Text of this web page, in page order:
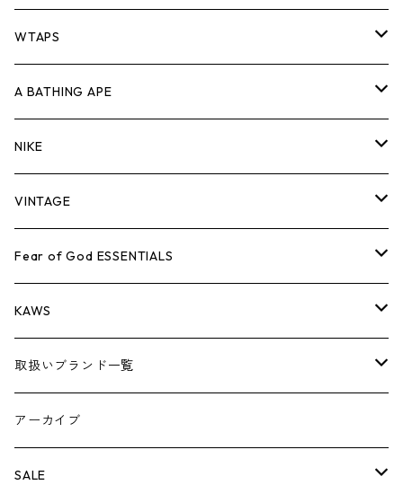
パンツ
キャップ・ハット
バッグ
シューズ
小物
コラボレーション
×THE NORTH FACE
×COMME des GARCONS
シーズンアイテム
26SS
25FW
BOX LOGOアイテム
パーカー/クルーネック
ジャケット
パンツ
キャップ・ハット
バッグ
シューズ
小物
シャツ
ジャケット
パンツ
キャップ・ハット
バッグ
シューズ
小物
スウェット/ニット
シャツ
ジャケット
パンツ
キャップ・ハット
バッグ
シューズ
小物
ロンTEE
スウェット/ニット
シャツ
ジャケット
パンツ
キャップ・ハット
バッグ
シューズ
小物
Tシャツ
ロンT
スウェット/ニット
シャツ
ジャケット
パンツ
キャップ
バッグ
小物
WTAPS
Tシャツ
ロンTEE
スウェット/ニット
シャツ
ジャケット
パンツ
キャップ・ハット
バッグ
A BATHING APE
Tシャツ
ロンTEE
スウェット/ニット
シャツ
ジャケット
パンツ
キャップ・ハット
NIKE
シューズ
AIR JORDAN 1
AIR JORDAN 3
アパレル・小物
VINTAGE
Tシャツ
ロンTEE
スウェット/ニット
ジャケット
パンツ
Fear of God ESSENTIALS
Tシャツ
ロンTEE
スウェット/ニット
シャツ
KAWS
アパレル
小物
取扱いブランド一覧
A
A BATHING APE
B
アーカイブ
SALE